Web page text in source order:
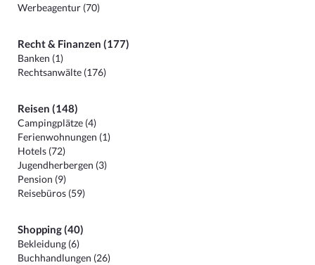
Werbeagentur (70)
Recht & Finanzen (177)
Banken (1)
Rechtsanwälte (176)
Reisen (148)
Campingplätze (4)
Ferienwohnungen (1)
Hotels (72)
Jugendherbergen (3)
Pension (9)
Reisebüros (59)
Shopping (40)
Bekleidung (6)
Buchhandlungen (26)